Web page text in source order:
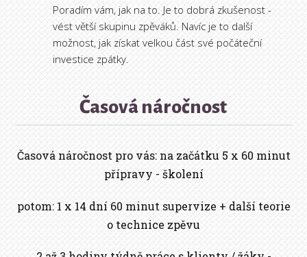
Poradím vám, jak na to. Je to dobrá zkušenost -
vést větší skupinu zpěváků. Navíc je to další
možnost, jak získat velkou část své počáteční
investice zpátky.
Časová náročnost
Časová náročnost pro vás: na začátku 5 x 60 minut
přípravy - školení
potom: 1 x 14 dní 60 minut supervize + další teorie
o technice zpěvu